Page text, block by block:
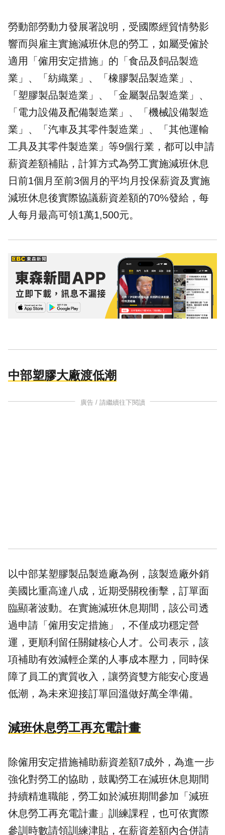
勞動部勞動力發展署說明，受國際經貿情勢影
響而與雇主實施減班休息的勞工，如屬受僱於
適用「僱用安定措施」的「食品及飼品製造
業」、「紡織業」、「橡膠製品製造業」、
「塑膠製品製造業」、「金屬製品製造業」、
「電力設備及配備製造業」、「機械設備製造
業」、「汽車及其零件製造業」、「其他運輸
工具及其零件製造業」等9個行業，都可以申請
薪資差額補貼，計算方式為勞工實施減班休息
日前1個月至前3個月的平均月投保薪資及實施
減班休息後實際協議薪資差額的70%發給，每
人每月最高可領1萬1,500元。
中部塑膠大廠渡低潮
廣告 / 請繼續往下閱讀
以中部某塑膠製品製造廠為例，該製造廠外銷
美國比重高達八成，近期受關稅衝擊，訂單面
臨顯著波動。在實施減班休息期間，該公司透
過申請「僱用安定措施」，不僅成功穩定營
運，更順利留任關鍵核心人才。公司表示，該
項補助有效減輕企業的人事成本壓力，同時保
障了員工的實質收入，讓勞資雙方能安心度過
低潮，為未來迎接訂單回溫做好萬全準備。
減班休息勞工再充電計畫
除僱用安定措施補助薪資差額7成外，為進一步
強化對勞工的協助，鼓勵勞工在減班休息期間
持續精進職能，勞工如於減班期間參加「減班
休息勞工再充電計畫」訓練課程，也可依實際
參訓時數請領訓練津貼，在薪資差額內合併請